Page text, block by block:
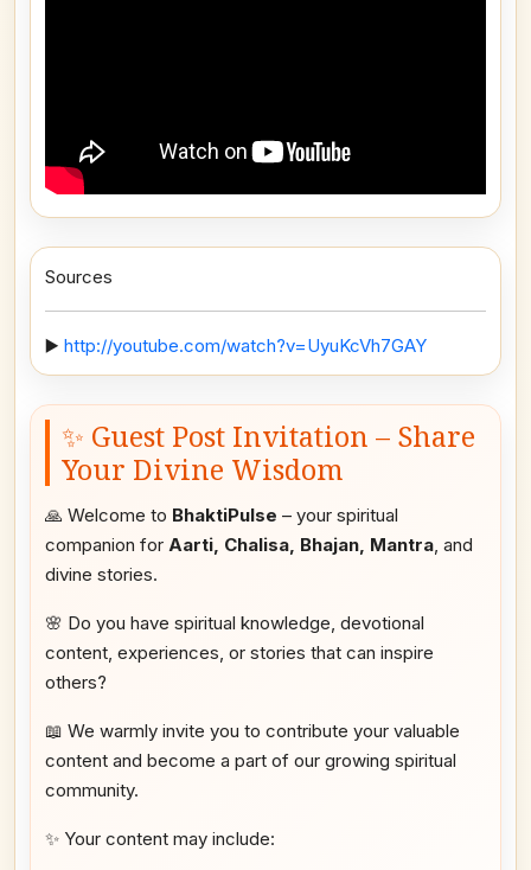
Sources
▶️ http://youtube.com/watch?v=UyuKcVh7GAY
✨ Guest Post Invitation – Share
Your Divine Wisdom
🙏 Welcome to BhaktiPulse – your spiritual
companion for Aarti, Chalisa, Bhajan, Mantra, and
divine stories.
🌸 Do you have spiritual knowledge, devotional
content, experiences, or stories that can inspire
others?
📖 We warmly invite you to contribute your valuable
content and become a part of our growing spiritual
community.
✨ Your content may include: